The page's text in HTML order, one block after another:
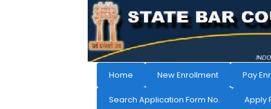
Home New Enrollment Pay
Search Application Form No. Apply